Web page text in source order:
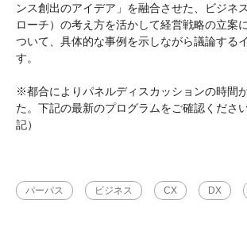
ンス創出のアイデア」を融合させた、ビジネ
ローチ）の考え方を活かして経営戦略の立案
ついて、具体的な事例を示しながら議論する
す。
※都合によりパネルディスカッションの時間
た。下記の最新のプログラムをご確認くださ
記）
パーパス ビジネス CX DX